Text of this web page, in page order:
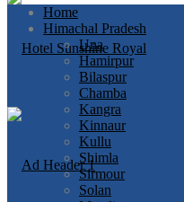
Home
Himachal Pradesh
Una
Hamirpur
Bilaspur
Chamba
Kangra
Kinnaur
Kullu
Shimla
Sirmour
Solan